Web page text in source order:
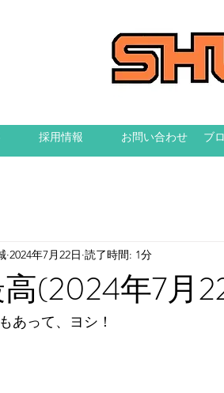
採用情報 お問い合わせ ブ
(2024年7月
2024年7月22日 読了時間: 1分
あって、ヨシ！